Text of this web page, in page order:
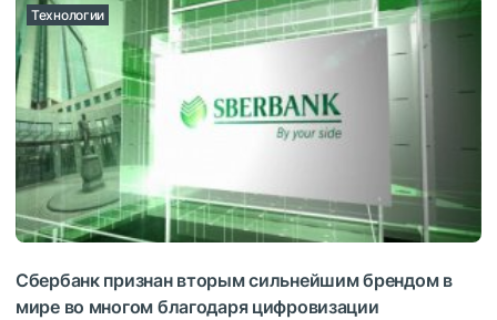
Технологии
Сбербанк признан вторым сильнейшим брендом в
мире во многом благодаря цифровизации